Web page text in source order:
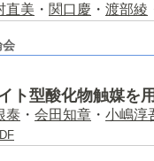
直美 ・ 関口慶 ・ 渡部綾
会
ト型酸化物触媒を
泰 ・ 会田知章 ・ 小嶋淳